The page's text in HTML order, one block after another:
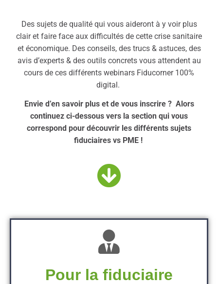
Des sujets de qualité qui vous aideront à y voir plus
clair et faire face aux difficultés de cette crise sanitaire
et économique. Des conseils, des trucs & astuces, des
avis d’experts & des outils concrets vous attendent au
cours de ces différents webinars Fiducorner 100%
digital.
Envie d’en savoir plus et de vous inscrire ? Alors
continuez ci-dessous vers la section qui vous
correspond pour découvrir les différents sujets
fiduciaires vs PME !
Pour la fiduciaire